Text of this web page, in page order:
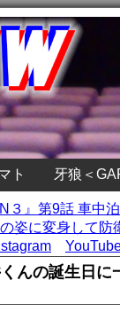
ト 牙狼＜
』第9話 車中
姿に変身して
んの誕生日